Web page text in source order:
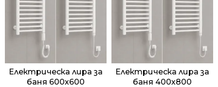
Електрическа лира за
баня 600х600
Електрическа лира за
баня 400х800